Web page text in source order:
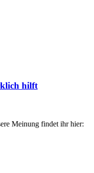
hilft
Meinung findet ihr hier: